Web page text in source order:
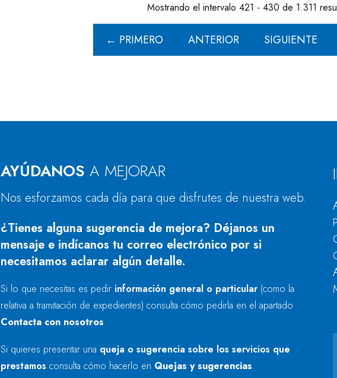
Mostrando el intervalo 421 - 430 de 1.311
← PRIMERO ANTERIOR SIGUIENTE
AYÚDANOS A MEJORAR
Nos esforzamos cada día para que disfrutes de nuestra web.
¿Tienes alguna sugerencia de mejora? Déjanos un
mensaje e indícanos tu correo electrónico por si
necesitamos aclarar algún detalle.
Si lo que necesitas es pedir información general o particular (como la
relativa a tramitación de expedientes) consulta cómo pedirla en el apartado
Contacta con nosotros.
Si quieres presentar una queja o sugerencia sobre los servicios que
prestamos consulta cómo hacerlo en Quejas y sugerencias.